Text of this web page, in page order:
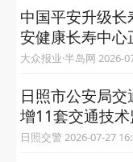
中国平安升级
安健康长寿中心
大众报业·半
日照市公安局
增11套交通技
日照交警 2026-07-27